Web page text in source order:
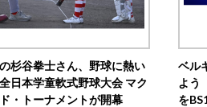
杉谷拳士さん、野球に熱い
日本学童軟式野球大会 マク
・トーナメントが開幕
ベル
よう
を